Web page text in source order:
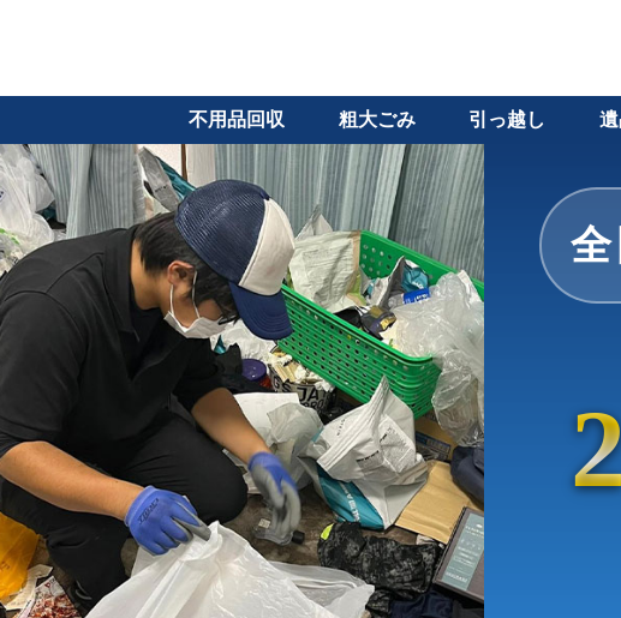
不用品回収 粗大ごみ 引っ越し
全